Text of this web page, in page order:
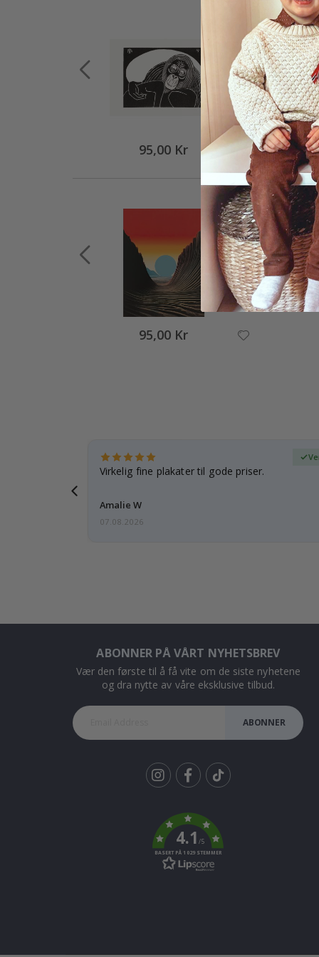
95,00 Kr
95,00 Kr
Virkelig fine plakater til gode priser.
Amalie W
07.08.2026
ABONNER PÅ VÅRT NYHETSBREV
Vær den første til å få vite om de siste nyhetene
og dra nytte av våre eksklusive tilbud.
ABONNER
k
4.1/5
BASERT PÅ 1029 STEMMER